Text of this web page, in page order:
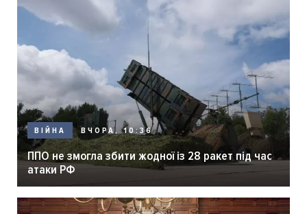
ВІЙНА ВЧОРА, 10:36
ППО не змогла збити жодної із 28 ракет під час
атаки РФ